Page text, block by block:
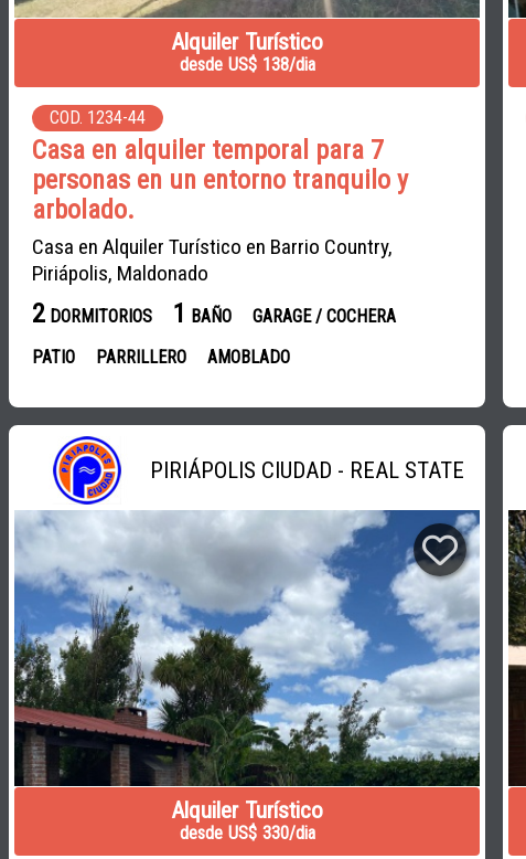
Alquiler Turístico
desde US$ 138/dia
COD. 1234-44
Casa en alquiler temporal para 7
personas en un entorno tranquilo y
arbolado.
Casa en Alquiler Turístico en Barrio Country,
Piriápolis, Maldonado
2 DORMITORIOS 1 BAÑO
GARAGE / COCHERA
PATIO
PARRILLERO AMOBLADO
PIRIÁPOLIS CIUDAD - REAL STATE
Alquiler Turístico
desde US$ 330/dia